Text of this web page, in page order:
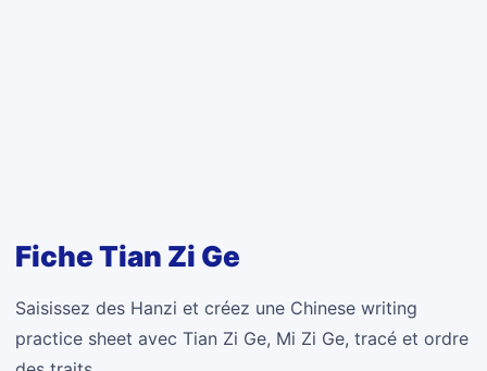
Fiche Tian Zi Ge
Saisissez des Hanzi et créez une Chinese writing
practice sheet avec Tian Zi Ge, Mi Zi Ge, tracé et ordre